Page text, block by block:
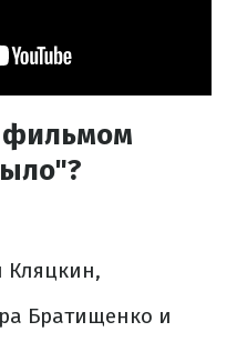
фильмом
Кляцкин,
Братищенко и